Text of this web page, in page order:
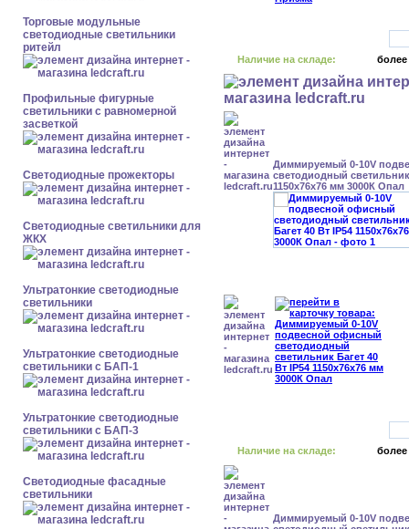
Торговые модульные
светодиодные светильники
ритейл
Профильные фигурные
светильники с равномерной
засветкой
Светодиодные прожекторы
Светодиодные светильники для
ЖКХ
Ультратонкие светодиодные
светильники
Ультратонкие светодиодные
светильники с БАП-1
Ультратонкие светодиодные
светильники с БАП-3
Светодиодные фасадные
светильники
Наличие на складе: более
Диммируемый 0-10V
светодиодный светильник
1150x76x76 мм 3000К Опал
Наличие на складе: более
Диммируемый 0-10V